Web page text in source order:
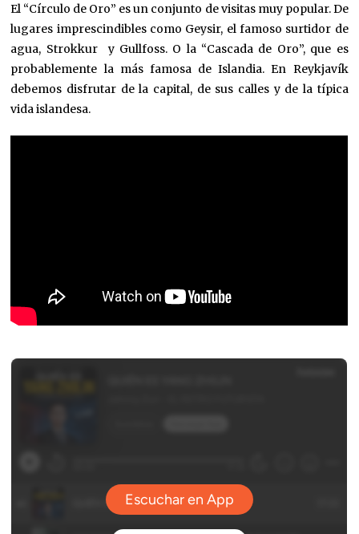
El “Círculo de Oro” es un conjunto de visitas muy popular. De
lugares imprescindibles como Geysir, el famoso surtidor de
agua, Strokkur y Gullfoss. O la “Cascada de Oro”, que es
probablemente la más famosa de Islandia. En Reykjavík
debemos disfrutar de la capital, de sus calles y de la típica
vida islandesa.